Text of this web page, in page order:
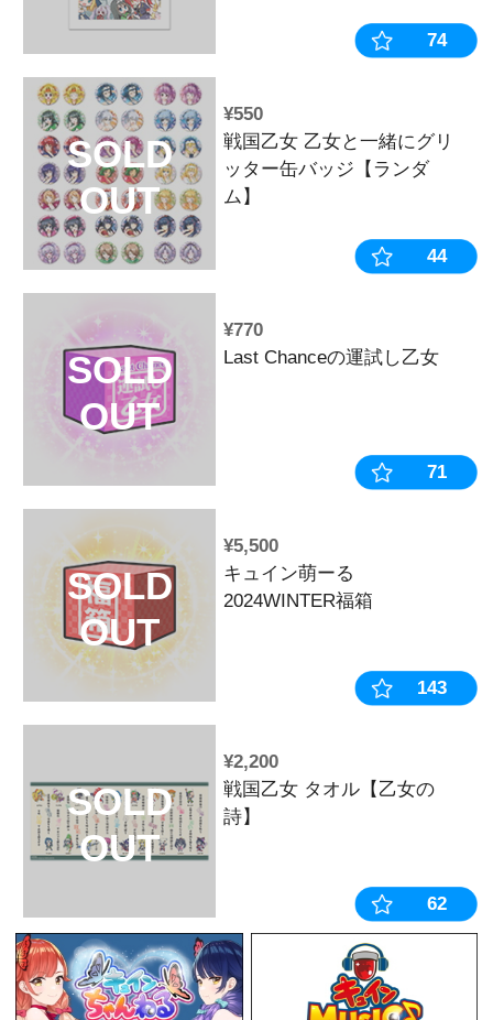
OUT
SOLD
OUT
戦国乙女 ス
SOLD
OUT
戦国乙女 イ
トマルチマッ
OUT
戦国乙女4 戦
軍師カンス